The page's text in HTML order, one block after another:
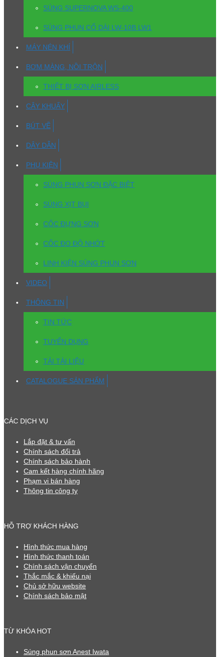
SÚNG SUPERNOVA WS-400
SÚNG PHUN CỔ DÀI LW-10B LW1
MÁY NÉN KHÍ
BƠM MÀNG, NỒI TRỘN
THIẾT BỊ SƠN AIRLESS
CÂY KHUẤY
BÚT VẼ
DÂY DẪN
PHỤ KIỆN
SÚNG PHUN SƠN ĐẶC BIỆT
SÚNG XỊT BỤI
CỐC ĐỰNG SƠN
CỐC ĐO ĐỘ NHỚT
LINH KIỆN SÚNG PHUN SƠN
VIDEO
THÔNG TIN
TIN TỨC
TUYỂN DỤNG
TẢI TÀI LIỆU
CATALOGUE SẢN PHẨM
CÁC DỊCH VỤ
Lắp đặt & tư vấn
Chính sách đổi trả
Chính sách bảo hành
Cam kết hàng chính hãng
Phạm vi bán hàng
Thông tin công ty
HỖ TRỢ KHÁCH HÀNG
Hình thức mua hàng
Hình thức thanh toán
Chính sách vận chuyển
Thắc mắc & khiếu nại
Chủ sở hữu website
Chính sách bảo mật
TỪ KHÓA HOT
Súng phun sơn Anest Iwata